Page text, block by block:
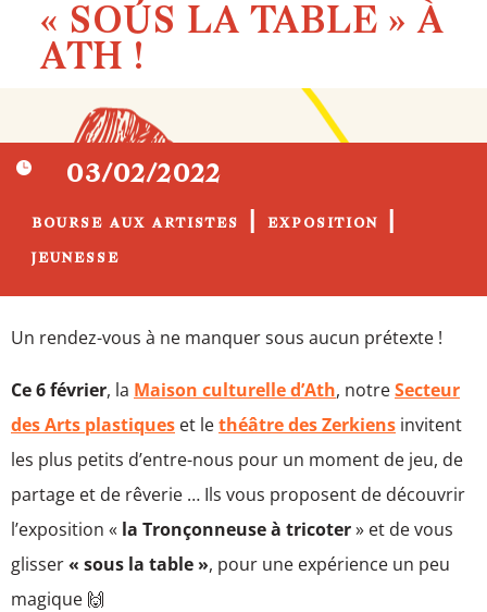
« SOUS LA TABLE » À
ATH !
 03/02/2022
BOURSE AUX ARTISTES EXPOSITION
JEUNESSE
Un rendez-vous à ne manquer sous aucun prétexte !
Ce 6 février, la Maison culturelle d’Ath, notreSecteur
des Arts plastiques et lethéâtre des Zerkiens invitent
les plus petits d’entre-nous pour un moment de jeu, de
partage et de rêverie … Ils vous proposent de découvrir
l’exposition « la Tronçonneuse à tricoter» et de vous
glisser« sous la table », pour une expérience un peu
magique 🙌